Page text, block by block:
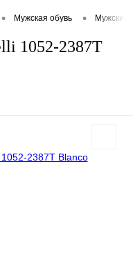
• Мужская обувь • Мужские
1052-2387T